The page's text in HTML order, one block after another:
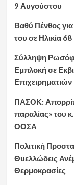
9 Αυγούστου
Βαθύ Πένθος
του σε Ηλικία
Σύλληψη
Εμπλοκή σε
Επιχειρηματιών
ΠΑΣΟΚ:
παραλίας» του
ΟΟΣΑ
Πολιτική
Θυελλώδεις
Θερμοκρασίες